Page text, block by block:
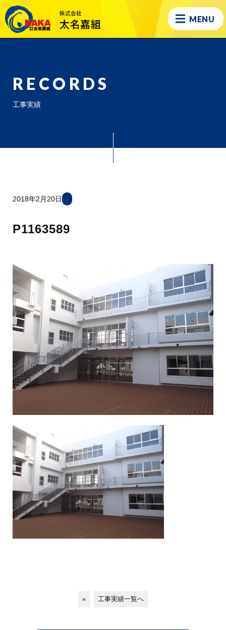
MENU
RECORDS
工事実績
2018年2月20日
P1163589
« 工事実績一覧へ